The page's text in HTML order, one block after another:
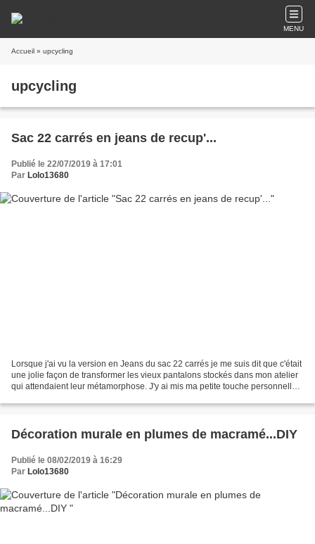
MENU
Accueil » upcycling
upcycling
Sac 22 carrés en jeans de recup'...
Publié le 22/07/2019 à 17:01
Par Lolo13680
Lorsque j'ai vu la version en Jeans du sac 22 carrés je me suis dit que c'était
une jolie façon de transformer les vieux pantalons stockés dans mon atelier
qui attendaient leur métamorphose. J'y ai mis ma petite touche personnelle
Décoration murale en plumes de macramé...DIY
Publié le 08/02/2019 à 16:29
Par Lolo13680